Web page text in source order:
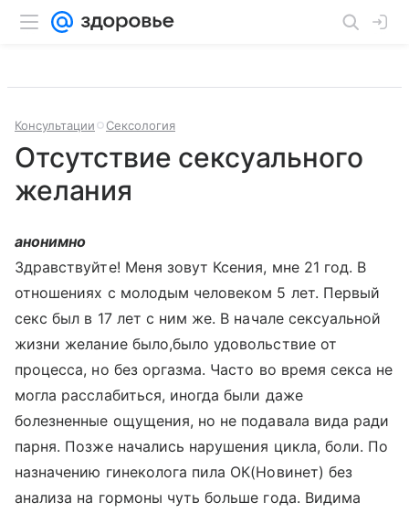
Консультации Сексология
Отсутствие сексуального
желания
анонимно
Здравствуйте! Меня зовут Ксения, мне 21 год. В
отношениях с молодым человеком 5 лет. Первый
секс был в 17 лет с ним же. В начале сексуальной
жизни желание было,было удовольствие от
процесса, но без оргазма. Часто во время секса не
могла расслабиться, иногда были даже
болезненные ощущения, но не подавала вида ради
парня. Позже начались нарушения цикла, боли. По
назначению гинеколога пила ОК(Новинет) без
анализа на гормоны чуть больше года. Видима